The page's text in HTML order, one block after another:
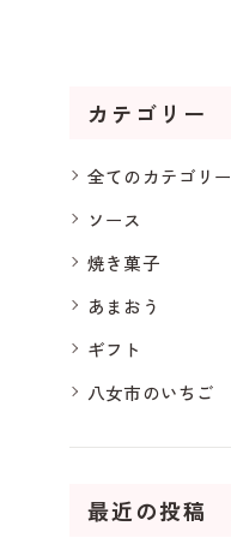
カテゴリー
全てのカテゴリー
ソース
焼き菓子
あまおう
ギフト
八女市のいちご
最近の投稿